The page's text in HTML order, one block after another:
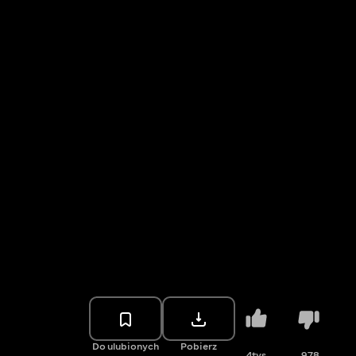
Do ulubionych Pobierz